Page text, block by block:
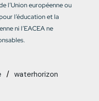
l’Union européenne ou
l’éducation et la
ni l’EACEA ne
waterhorizon